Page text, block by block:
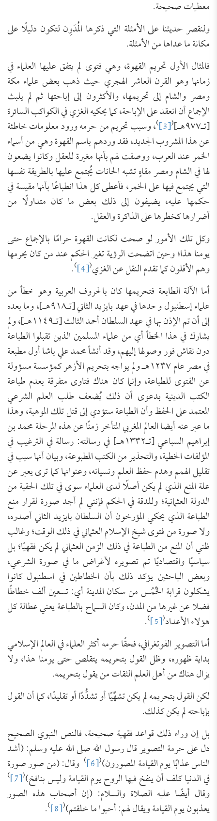
معطيات صحيحة.
ولنقصر حديثنا على الأمثلة التي ذكرها المُدَوِن لتكون دليلًا على
مكانة ما عداها من الأمثلة.
فالمثال الأول تحريم القهوة، وهي فتوى لم يتفق عليها العلماء في
زمانها وهو القرن العاشر الهجري حيث ذهب بعض علماء مكة
ومصر والشام إلى تحريمها، والأكثرون إلى إباحتها ثم لم يلبث
الإجماع أن انعقد على الإباحة، كما يحكيه الغزي في الكواكب السائرة
[تـ٩٧٧هـ] (
[3]
)، وسبب تحريم من حرمه ورود معلومات خاطئة
عن هذا المشروب الجديد، فقد وردهم باسم القهوة وهي من أسماء
الخمر عند العرب، ووصفت لهم بأنها مغيرة للعقل وكانوا يضعون
لها في الشام ومصر مقاهٍ تشبه الحانات يُجتمع عليها بالطريقة نفسها
التي يجتمع فيها على الخمر، فأعطى كل هذا انطباعًا بأنها مقيسة في
حكمها عليه، يضيفون إلى ذلك بعض ما كان متداولًا من
أضرارها كخطرها على الذاكرة والعقل.
وكل تلك الأمور لو صحت لكانت القهوة حرامًا بالإجماع حتى
يومنا هذا؛ وحين اتضحت الرؤية تغير الحكم عند من كان يحرمها
وهم الأقلون كما تقدم النقل عن الغزي(
[4]
)
.
أما الآلة الطابعة فتحريمها كان بالحروف العربية وهو خطأ من
علماء إسطنبول وحدها في عهد بايزيد الثاني [تـ٩١٨هـ]، وما بعده
إلى أن تم الإذن بها في عهد السلطان أحمد الثالث [تـ١١٤٩هـ]، ولم
يشارك في هذا الخطأ أي من علماء المسلمين الذين تقبلوا الطباعة
دون نقاش فور وصولها إليهم، وقد أنشأ محمد علي باشا أول مطبعة
في مصر عام ١٢٣٧هـ ولم يواجه بتحريم الأزهر كمؤسسة مسؤولة
عن الفتوى للطباعة، وإنما كان هناك فتاوى متفرقة بعدم طباعة
الكتب الدينية بدعوى أن ذلك يُضعف طلب العلم الشرعي
المعتمد على الحفظ وأن الطباعة ستؤدي إلى قتل تلك الموهبة، وهذا
ما عبر عنه أيضا العالم المغربي المتأخر زمنًا عن هذه المرحلة محمد بن
إبراهيم السباعي [تـ١٣٣٢هـ] في رسالته: رسالة في الترغيب في
المؤلفات الخطية، والتحذير من الكتب المطبوعة، وبيان أنها سبب في
تقليل الهمم وهدم حفظ العلم ونسيانه، وعنوانها كما ترى يعبر عن
علة المنع الذي لم يكن أصلًا لدى العلماء سوى في تلك الحقبة من
الدولة العثمانية؛ وللدقة في الحكم فإنني لم أجد صورة لقرار منع
الطباعة الذي يحكي المؤرخون أن السلطان بايزيد الثاني أصدره،
ولا صورة من فتوى شيخ الإسلام العثماني في ذلك الوقت؛ وغالب
ظني أن المنع من الطباعة في ذلك الزمن العثماني لم يكن فقهيًا؛ بل
سياسيًا واقتصاديًا تم تصويره لأغراض ما في صورة الشرعي،
وبعض الباحثين يؤكد ذلك بأن الخطاطين في اسطنبول كانوا
يشكلون قرابة الخُمُس من سكان المدينة أي: تسعين ألف خطاطًا
فضلا عن غيرها من المدن، وكان السماح بالطباعة يعني عطالة كل
هؤلاء الأعداد(
[5]
)
.
أما التصوير الفوتغرافي، فحقًا حرمه أكثر العلماء في العالم الإسلامي
بداية ظهوره، وظل القول بتحريمه يتقلص حتى يومنا هذا، ولا
يزال هناك من أهل العلم الثقات من يقول بتحريمه.
لكن القول بتحريمه لم يكن تشهِّيًا أو تشدُّدًا أو تقليدًا، كما أن القول
بإباحته لم يكن كذلك.
بل إن وراء ذلك قواعد فقهية صحيحة، فالنص النبوي الصحيح
دل على حرمة التصوير قال رسول الله صلى الله عليه وسلم: (أشد
الناس عذابًا يوم القيامة المصورون)(
[6]
) وقال: (من صور صورة
في الدنيا كلف أن ينفخ فيها الروح يوم القيامة وليس بنافخ)(
[7]
)
وقال أيضًا عليه الصلاة والسلام: (إن أصحاب هذه الصور
يعذبون يوم القيامة ويقال لهم: أحيوا ما خلقتم)(
[8]
)
.